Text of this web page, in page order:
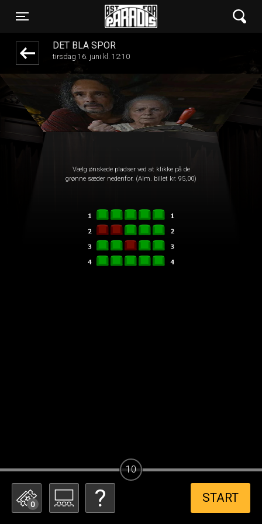
Toggle navigation
Øst for Paradis
DET BLÅ SPOR
tirsdag 16. juni kl. 12:10
Vælg ønskede pladser ved at klikke på de
grønne sæder nedenfor. (Alm. billet kr. 95,00)
0 START
10
front05-temp 061119